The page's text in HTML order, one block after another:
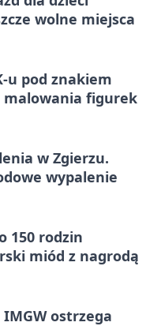
wolne miejsca
u pod znakiem
figurek
w Zgierzu.
wypalenie
150 rodzin
miód z nagrodą
IMGW ostrzega